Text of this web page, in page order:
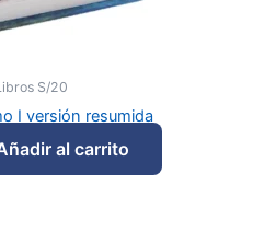
S/20
I versión resumida
al carrito